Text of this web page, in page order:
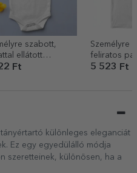
szabott,
ellátott
– Jól
Ft
Személyre
feliratos
Wine
5 523 Ft
különleges eleganciát
Ez egy egyedülálló módja
szeretteinek, különösen, ha a